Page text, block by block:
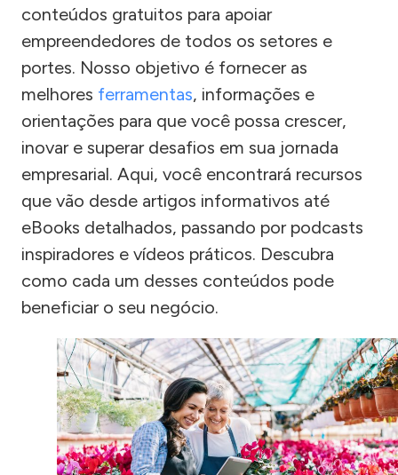
conteúdos gratuitos para apoiar
empreendedores de todos os setores e
portes. Nosso objetivo é fornecer as
melhores ferramentas, informações e
orientações para que você possa crescer,
inovar e superar desafios em sua jornada
empresarial. Aqui, você encontrará recursos
que vão desde artigos informativos até
eBooks detalhados, passando por podcasts
inspiradores e vídeos práticos. Descubra
como cada um desses conteúdos pode
beneficiar o seu negócio.